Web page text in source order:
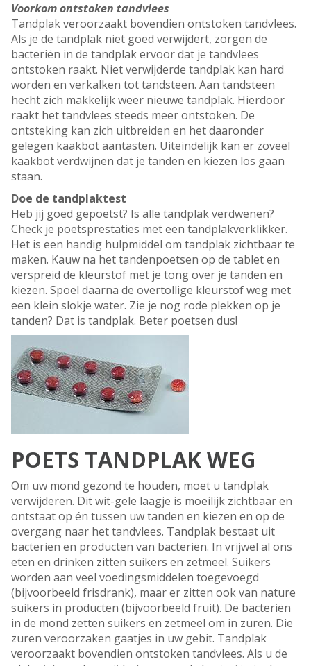
Voorkom ontstoken tandvlees
Tandplak veroorzaakt bovendien ontstoken tandvlees.
Als je de tandplak niet goed verwijdert, zorgen de
bacteriën in de tandplak ervoor dat je tandvlees
ontstoken raakt. Niet verwijderde tandplak kan hard
worden en verkalken tot tandsteen. Aan tandsteen
hecht zich makkelijk weer nieuwe tandplak. Hierdoor
raakt het tandvlees steeds meer ontstoken. De
ontsteking kan zich uitbreiden en het daaronder
gelegen kaakbot aantasten. Uiteindelijk kan er zoveel
kaakbot verdwijnen dat je tanden en kiezen los gaan
staan.
Doe de tandplaktest
Heb jij goed gepoetst? Is alle tandplak verdwenen?
Check je poetsprestaties met een tandplakverklikker.
Het is een handig hulpmiddel om tandplak zichtbaar te
maken. Kauw na het tandenpoetsen op de tablet en
verspreid de kleurstof met je tong over je tanden en
kiezen. Spoel daarna de overtollige kleurstof weg met
een klein slokje water. Zie je nog rode plekken op je
tanden? Dat is tandplak. Beter poetsen dus!
POETS TANDPLAK WEG
Om uw mond gezond te houden, moet u tandplak
verwijderen. Dit wit-gele laagje is moeilijk zichtbaar en
ontstaat op én tussen uw tanden en kiezen en op de
overgang naar het tandvlees. Tandplak bestaat uit
bacteriën en producten van bacteriën. In vrijwel al ons
eten en drinken zitten suikers en zetmeel. Suikers
worden aan veel voedingsmiddelen toegevoegd
(bijvoorbeeld frisdrank), maar er zitten ook van nature
suikers in producten (bijvoorbeeld fruit). De bacteriën
in de mond zetten suikers en zetmeel om in zuren. Die
zuren veroorzaken gaatjes in uw gebit. Tandplak
veroorzaakt bovendien ontstoken tandvlees. Als u de